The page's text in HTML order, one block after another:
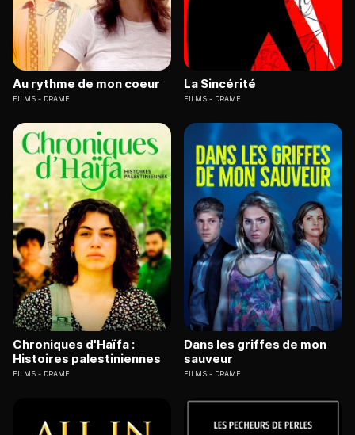
Au rythme de mon coeur
FILMS DRAME
La Sincérité
FILMS DRAME
Chroniques d'Haïfa :
Histoires palestiniennes
FILMS DRAME
Dans les griffes de mon
sauveur
FILMS DRAME